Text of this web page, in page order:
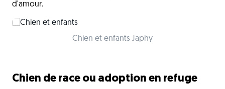
d'amour.
Chien et enfants Japhy
Chien de race ou adoption en refuge